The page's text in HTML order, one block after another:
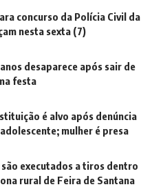
concurso da Polícia Civil da
nesta sexta (7)
anos desaparece após sair de
festa
é alvo após denúncia
mulher é presa
executados a tiros dentro
rural de Feira de Santana